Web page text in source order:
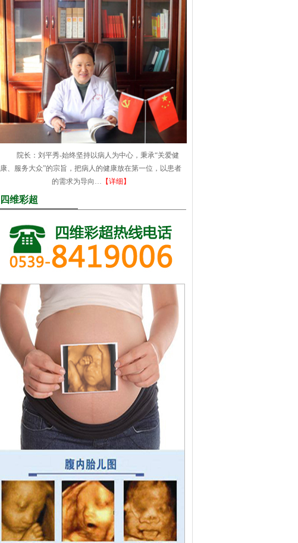
院长：刘平秀-始终坚持以病人为中心，秉承“关爱健
康、服务大众”的宗旨，把病人的健康放在第一位，以患者
的需求为导向… 【详细】
四维彩超